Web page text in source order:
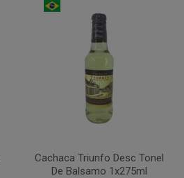
Cachaca Triunfo Desc Tonel
De Balsamo 1x275ml